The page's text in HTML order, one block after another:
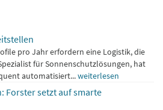
pro Jahr erfordern eine Logistik, die
für Sonnenschutzlösungen, hat
automatisiert...weiterlesen
Forster setzt auf smarte